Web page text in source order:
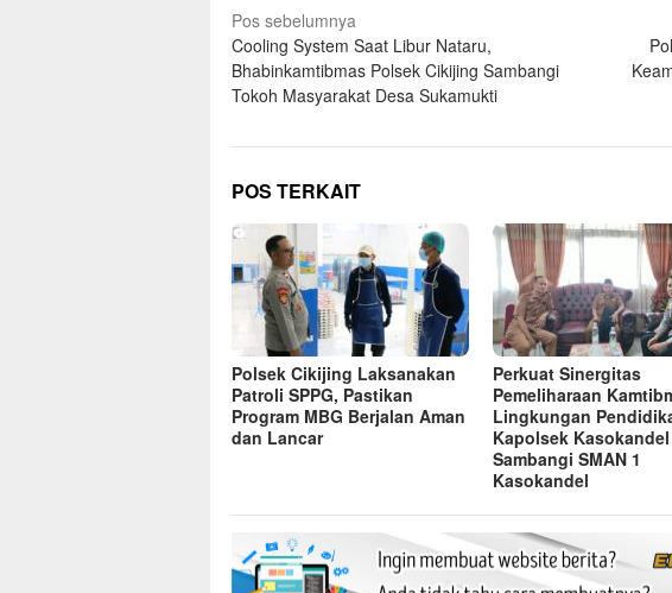
Navigasi
pos
Pos sebelumnya
Cooling System Saat Libur Nataru,
Bhabinkamtibmas Polsek Cikijing Sambangi
Tokoh Masyarakat Desa Sukamukti
POS TERKAIT
Polsek Cikijing Laksanakan
Patroli SPPG, Pastikan
Program MBG Berjalan Aman
dan Lancar
Perkuat Sinergitas
Pemeliharaan
Lingkungan
Kapolsek Kasokandel
Sambangi SMAN 1
Kasokandel